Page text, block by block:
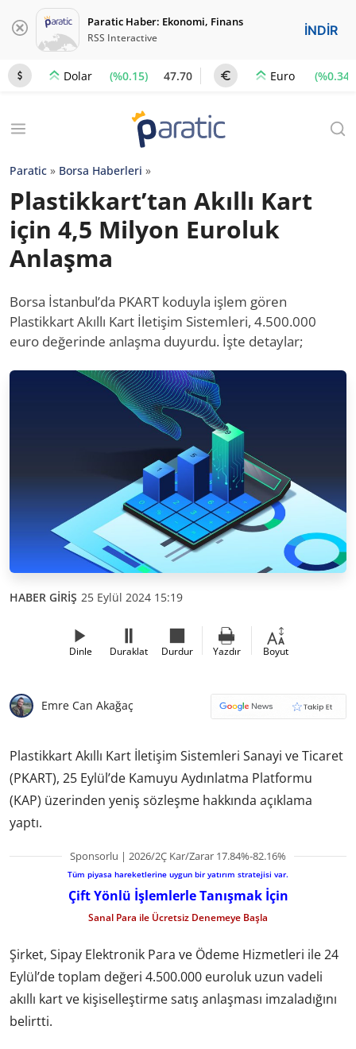
Paratic Haber: Ekonomi, Finans
RSS Interactive İNDİR
Dolar (%0.15) 47.70 Euro (%0.34)
Paratic » Borsa Haberleri »
Plastikkart’tan Akıllı Kart
için 4,5 Milyon Euroluk
Anlaşma
Borsa İstanbul’da PKART koduyla işlem gören
Plastikkart Akıllı Kart İletişim Sistemleri, 4.500.000
euro değerinde anlaşma duyurdu. İşte detaylar;
HABER GİRİŞ 25 Eylül 2024 15:19
Dinle Duraklat Durdur Yazdır Boyut
Emre Can Akağaç
Plastikkart Akıllı Kart İletişim Sistemleri Sanayi ve Ticaret
(PKART), 25 Eylül’de Kamuyu Aydınlatma Platformu
(KAP) üzerinden yeniş sözleşme hakkında açıklama
yaptı.
Sponsorlu | 2026/2Ç Kar/Zarar 17.84%-82.16%
Tüm piyasa hareketlerine uygun bir yatırım stratejisi var.
Çift Yönlü İşlemlerle Tanışmak İçin
Sanal Para ile Ücretsiz Denemeye Başla
Şirket, Sipay Elektronik Para ve Ödeme Hizmetleri ile 24
Eylül’de toplam değeri 4.500.000 euroluk uzun vadeli
akıllı kart ve kişiselleştirme satış anlaşması imzaladığını
belirtti.